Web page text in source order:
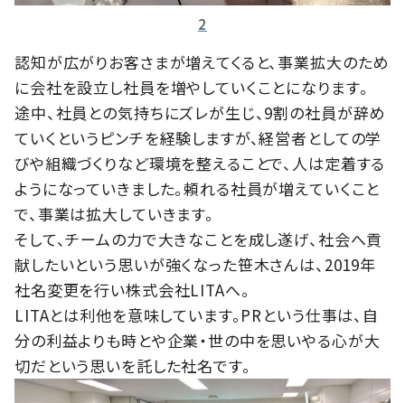
2
認知が広がりお客さまが増えてくると、事業拡大のため
に会社を設立し社員を増やしていくことになります。
途中、社員との気持ちにズレが生じ、9割の社員が辞め
ていくというピンチを経験しますが、経営者としての学
びや組織づくりなど環境を整えることで、人は定着する
ようになっていきました。頼れる社員が増えていくこと
で、事業は拡大していきます。
そして、チームの力で大きなことを成し遂げ、社会へ貢
献したいという思いが強くなった笹木さんは、2019年
社名変更を行い株式会社LITAへ。
LITAとは利他を意味しています。PRという仕事は、自
分の利益よりも時とや企業・世の中を思いやる心が大
切だという思いを託した社名です。